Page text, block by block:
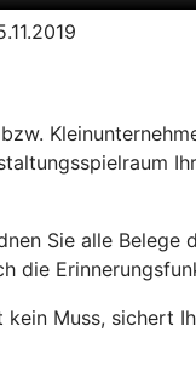
Sie alle
die
Muss, sichert